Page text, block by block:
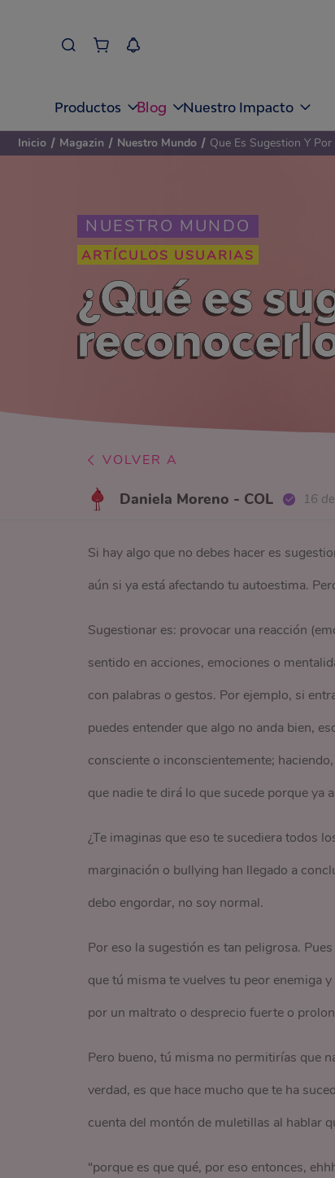
Productos Blog Nuestro Impacto
NUESTRO MUNDO
ARTÍCULOS USUARIAS
¿Qué es
Inicio / Magazin / Nuestro Mundo / Que Es Sugestion Y
VOLVER A
Daniela Moreno - COL 16
Si hay algo que no debes hacer es
aún si ya está afectando tu autoestima.
Sugestionar es: provocar una reacción
sentido en acciones, emociones o
con palabras o gestos. Por ejemplo, si
puedes entender que algo no anda bien,
consciente o inconscientemente;
que nadie te dirá lo que sucede porque ya
¿Te imaginas que eso te sucediera todos
marginación o bullying han llegado a
debo engordar, no soy normal.
Por eso la sugestión es tan peligrosa.
que tú misma te vuelves tu peor enemiga
por un maltrato o desprecio fuerte o
Pero bueno, tú misma no permitirías que
verdad, es que hace mucho que te ha
cuenta del montón de muletillas al hablar
“porque es que qué, por eso entonces,